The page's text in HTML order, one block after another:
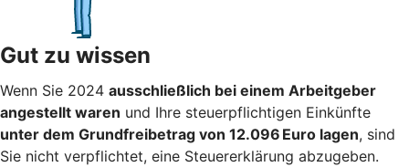
Gut zu wissen
Wenn Sie 2024 ausschließlich bei einem Arbeitgeber
angestellt waren und Ihre steuerpflichtigen Einkünfte
unter dem Grundfreibetrag von 12.096 Euro lagen, sind
Sie nicht verpflichtet, eine Steuererklärung abzugeben.